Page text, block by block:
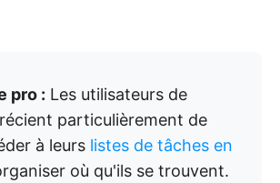
pro : Les utilisateurs de
particulièrement de
à leurs listes de tâches en
où qu'ils se trouvent.